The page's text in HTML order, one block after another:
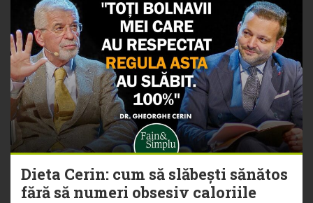
Dieta Cerin: cum să slăbești sănătos
fără să numeri obsesiv caloriile